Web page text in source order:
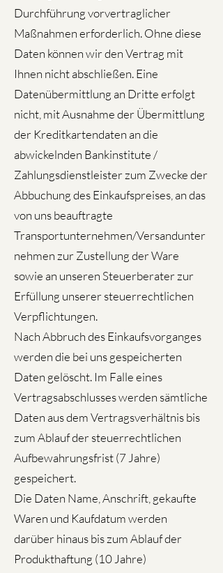
Durchführung vorvertraglicher
Maßnahmen erforderlich. Ohne diese
Daten können wir den Vertrag mit
Ihnen nicht abschließen. Eine
Datenübermittlung an Dritte erfolgt
nicht, mit Ausnahme der Übermittlung
der Kreditkartendaten an die
abwickelnden Bankinstitute /
Zahlungsdienstleister zum Zwecke der
Abbuchung des Einkaufspreises, an das
von uns beauftragte
Transportunternehmen/Versandunter
nehmen zur Zustellung der Ware
sowie an unseren Steuerberater zur
Erfüllung unserer steuerrechtlichen
Verpflichtungen.
Nach Abbruch des Einkaufsvorganges
werden die bei uns gespeicherten
Daten gelöscht. Im Falle eines
Vertragsabschlusses werden sämtliche
Daten aus dem Vertragsverhältnis bis
zum Ablauf der steuerrechtlichen
Aufbewahrungsfrist (7 Jahre)
gespeichert.
Die Daten Name, Anschrift, gekaufte
Waren und Kaufdatum werden
darüber hinaus bis zum Ablauf der
Produkthaftung (10 Jahre)